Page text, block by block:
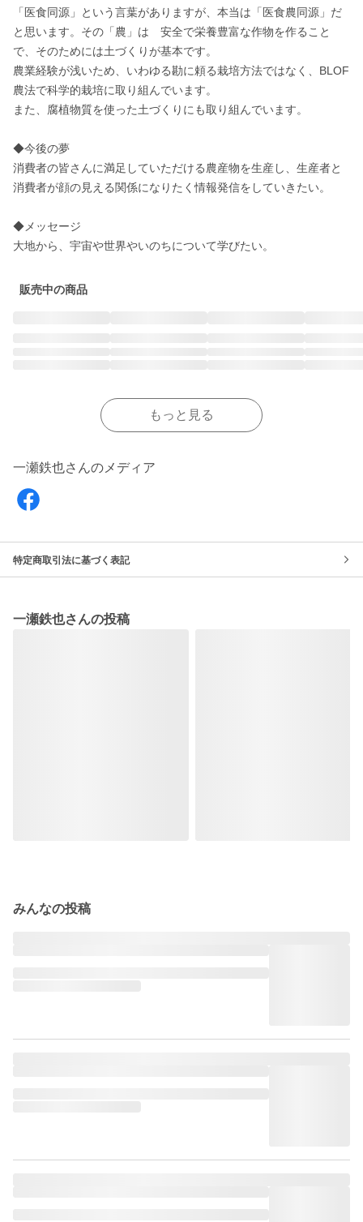
「医食同源」という言葉がありますが、本当は「医食農同源」だ
と思います。その「農」は　安全で栄養豊富な作物を作ること
で、そのためには土づくりが基本です。
農業経験が浅いため、いわゆる勘に頼る栽培方法ではなく、BLOF
農法で科学的栽培に取り組んでいます。
また、腐植物質を使った土づくりにも取り組んでいます。
◆今後の夢
消費者の皆さんに満足していただける農産物を生産し、生産者と
消費者が顔の見える関係になりたく情報発信をしていきたい。
◆メッセージ
大地から、宇宙や世界やいのちについて学びたい。
販売中の商品
もっと見る
一瀬鉄也さんのメディア
特定商取引法に基づく表記
一瀬鉄也さんの投稿
みんなの投稿